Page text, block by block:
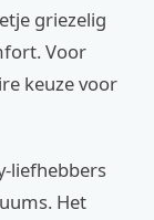
griezelig
Voor
keuze voor
liefhebbers
Het